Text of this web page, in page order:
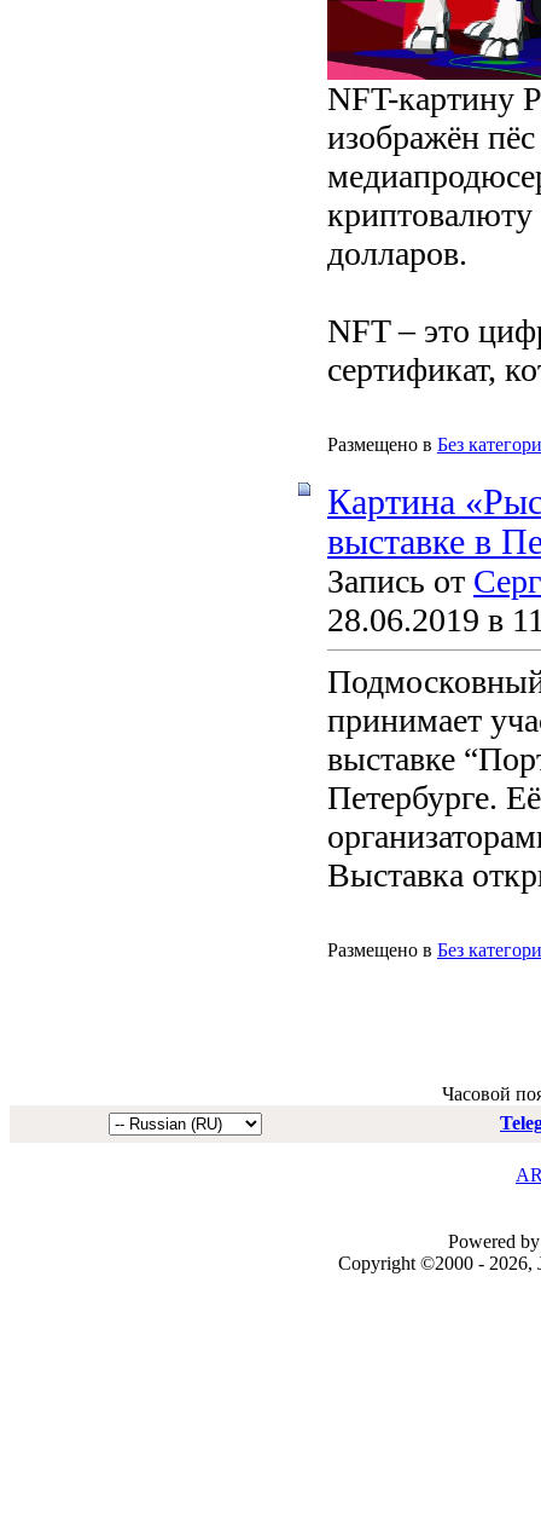
NFT-картину
изображён
криптовалюту
долларов.
NFT – это
сертификат,
Размещено в Без
Картина
выставке в
Запись от
28.06.2019 в
принимает
выставке
Петербурге.
Выставка
Размещено в Без
Часовой
Powered
Copyright ©2000 - 2026,